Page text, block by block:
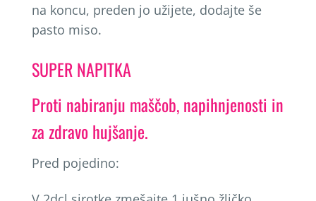
na koncu, preden jo užijete, dodajte še
pasto miso.
SUPER NAPITKA
Proti nabiranju maščob, napihnjenosti in
za zdravo hujšanje.
Pred pojedino: